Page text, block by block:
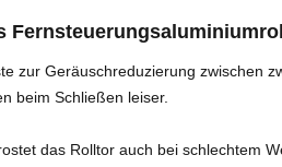
zur Geräuschreduzierung zwischen
beim Schließen leiser.
das Rolltor auch bei schlechtem